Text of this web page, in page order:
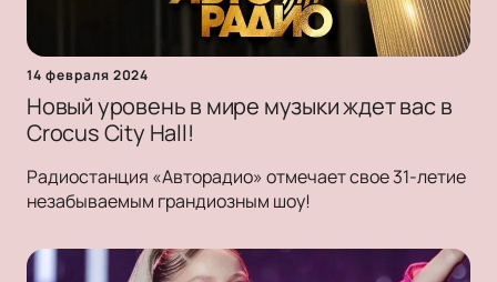
14 февраля 2024
Новый уровень в мире музыки ждет вас в
Crocus City Hall!
Радиостанция «Авторадио» отмечает свое 31-летие
незабываемым грандиозным шоу!